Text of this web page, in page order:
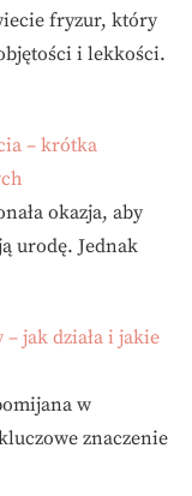
fryzur, który
i lekkości.
– krótka
okazja, aby
urodę. Jednak
jak działa i jakie
w
znaczenie